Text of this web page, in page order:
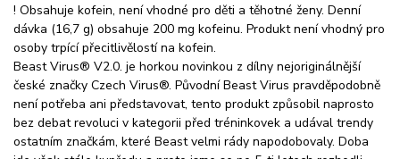
! Obsahuje kofein, není vhodné pro děti a těhotné ženy. Denní
dávka (16,7 g) obsahuje 200 mg kofeinu. Produkt není vhodný pro
osoby trpící přecitlivělostí na kofein.
Beast Virus® V2.0. je horkou novinkou z dílny nejoriginálnější
české značky Czech Virus®. Původní Beast Virus pravděpodobně
není potřeba ani představovat, tento produkt způsobil naprosto
bez debat revoluci v kategorii před tréninkovek a udával trendy
ostatním značkám, které Beast velmi rády napodobovaly. Doba